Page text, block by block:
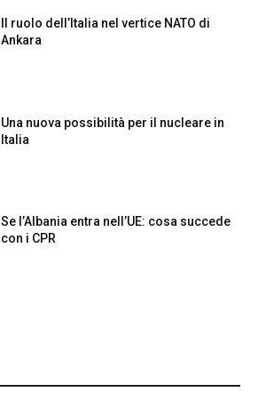
Il ruolo dell’Italia nel vertice NATO di
Ankara
Una nuova possibilità per il nucleare in
Italia
Se l’Albania entra nell’UE: cosa succede
con i CPR